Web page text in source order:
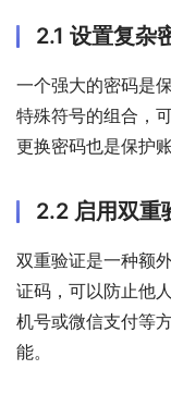
2.1 设置复杂
一个强大的密码是
特殊符号的组合，
更换密码也是保护
2.2 启用双重
双重验证是一种额
证码，可以防止他
机号或微信支付等
能。